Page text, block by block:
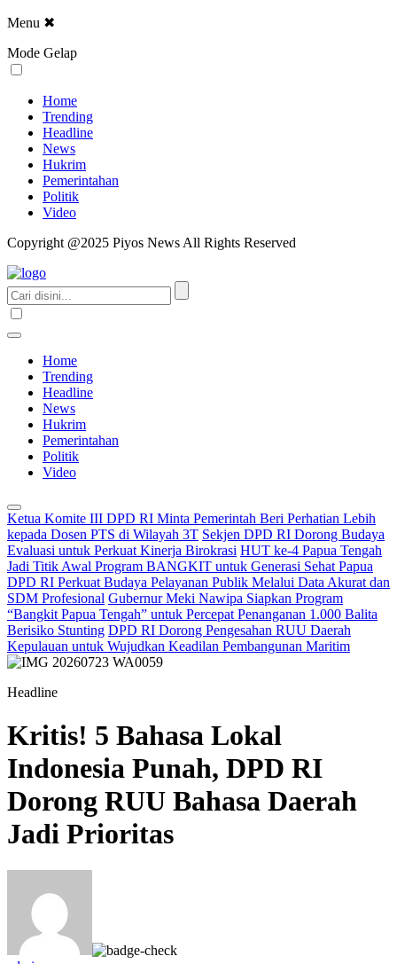
Menu ✖
Mode Gelap
Home
Trending
Headline
News
Hukrim
Pemerintahan
Politik
Video
Copyright @2025 Piyos News All Rights Reserved
Home
Trending
Headline
News
Hukrim
Pemerintahan
Politik
Video
Ketua Komite III DPD RI Minta Pemerintah Beri Perhatian Lebih
kepada Dosen PTS di Wilayah 3T Sekjen DPD RI Dorong Budaya
Evaluasi untuk Perkuat Kinerja Birokrasi HUT ke-4 Papua Tengah
Jadi Titik Awal Program BANGKIT untuk Generasi Sehat Papua
DPD RI Perkuat Budaya Pelayanan Publik Melalui Data Akurat dan
SDM Profesional Gubernur Meki Nawipa Siapkan Program
“Bangkit Papua Tengah” untuk Percepat Penanganan 1.000 Balita
Berisiko Stunting DPD RI Dorong Pengesahan RUU Daerah
Kepulauan untuk Wujudkan Keadilan Pembangunan Maritim
Headline
Kritis! 5 Bahasa Lokal
Indonesia Punah, DPD RI
Dorong RUU Bahasa Daerah
Jadi Prioritas